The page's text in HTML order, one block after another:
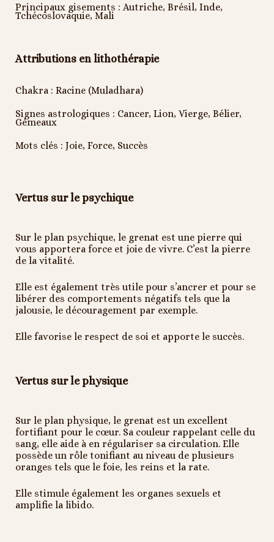
Principaux gisements : Autriche, Brésil, Inde,
Tchécoslovaquie, Mali
Attributions en lithothérapie
Chakra : Racine (Muladhara)
Signes astrologiques : Cancer, Lion, Vierge, Bélier,
Gémeaux
Mots clés : Joie, Force, Succès
Vertus sur le psychique
Sur le plan psychique, le grenat est une pierre qui
vous apportera force et joie de vivre. C’est la pierre
de la vitalité.
Elle est également très utile pour s’ancrer et pour se
libérer des comportements négatifs tels que la
jalousie, le découragement par exemple.
Elle favorise le respect de soi et apporte le succès.
Vertus sur le physique
Sur le plan physique, le grenat est un excellent
fortifiant pour le cœur. Sa couleur rappelant celle du
sang, elle aide à en régulariser sa circulation. Elle
possède un rôle tonifiant au niveau de plusieurs
oranges tels que le foie, les reins et la rate.
Elle stimule également les organes sexuels et
amplifie la libido.